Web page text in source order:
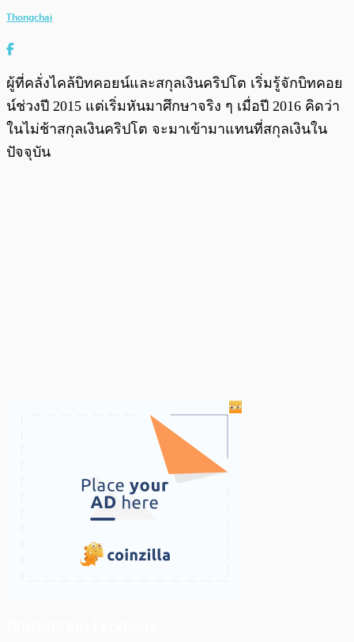
Thongchai
ผู้ที่คลั่งไคล้บิทคอยน์และสกุลเงินคริปโต เริ่มรู้จักบิทคอย
น์ช่วงปี 2015 แต่เริ่มหันมาศึกษาจริง ๆ เมื่อปี 2016 คิดว่า
ในไม่ช้าสกุลเงินคริปโต จะมาเข้ามาแทนที่สกุลเงินใน
ปัจจุบัน